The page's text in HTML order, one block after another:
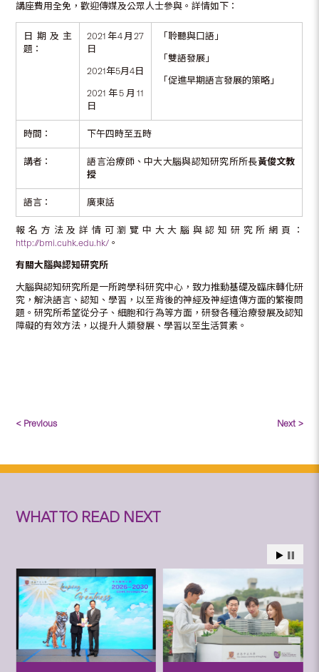
講座費用全免，歡迎傳媒及公眾人士參與。詳情如下：
日期及主
題：
2021年4月27
日
2021年5月4日
2021年5月11
日
「聆聽與口語」
「雙語發展」
「促進早期語言發展的策略」
時間： 下午四時至五時
講者： 語言治療師、中大大腦與認知研究所所長黃俊文教
授
語言： 廣東話
報名方法及詳情可瀏覽中大大腦與認知研究所網頁：
http://bmi.cuhk.edu.hk/ 。
有關大腦與認知研究所
大腦與認知研究所是一所跨學科研究中心，致力推動基礎及臨床轉化研
究，解決語言、認知、學習，以至背後的神經及神經遺傳方面的繁複問
題。研究所希望從分子、細胞和行為等方面，研發各種治療發展及認知
障礙的有效方法，以提升人類發展、學習以至生活質素。
< Previous Next >
WHAT TO READ NEXT